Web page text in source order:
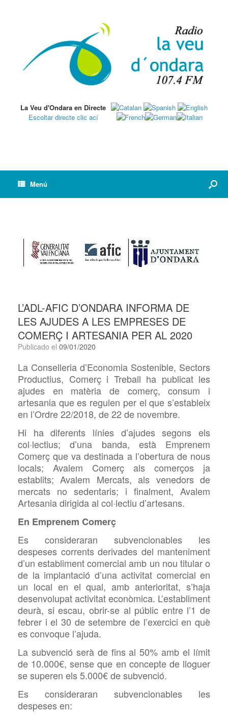
La Veu d'Ondara en Directe
Escoltar directe clic ací
Menú
L’ADL-AFIC D’ONDARA INFORMA DE
LES AJUDES A LES EMPRESES DE
COMERÇ I ARTESANIA PER AL 2020
Publicado el 09/01/2020
La Conselleria d’Economia Sostenible, Sectors
Productius, Comerç i Treball ha publicat les
ajudes en matèria de comerç, consum i
artesania que es regulen per el que s’estableix
en l’Ordre 22/2018, de 22 de novembre.
Hi ha diferents línies d’ajudes segons els
col·lectius; d’una banda, està Emprenem
Comerç que va destinada a l’obertura de nous
locals; Avalem Comerç als comerços ja
establits; Avalem Mercats, als venedors de
mercats no sedentaris; i finalment, Avalem
Artesania dirigida al col·lectiu d’artesans.
En Emprenem Comerç
Es consideraran subvencionables les
despeses corrents derivades del manteniment
d’un establiment comercial amb un nou titular o
de la implantació d’una activitat comercial en
un local en el qual, amb anterioritat, s’haja
desenvolupat activitat econòmica. L’establiment
deurà, si escau, obrir-se al públic entre l’1 de
febrer i el 30 de setembre de l’exercici en què
es convoque l’ajuda.
La subvenció serà de fins al 50% amb el límit
de 10.000€, sense que en concepte de lloguer
se superen els 5.000€ de subvenció.
Es consideraran subvencionables les
despeses en: